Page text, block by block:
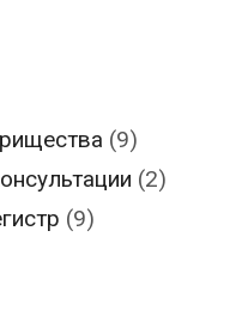
(9)
(2)
(9)